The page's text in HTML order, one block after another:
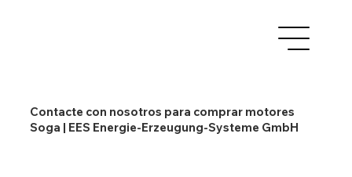
Contacte con nosotros para comprar motores
Soga | EES Energie-Erzeugung-Systeme GmbH